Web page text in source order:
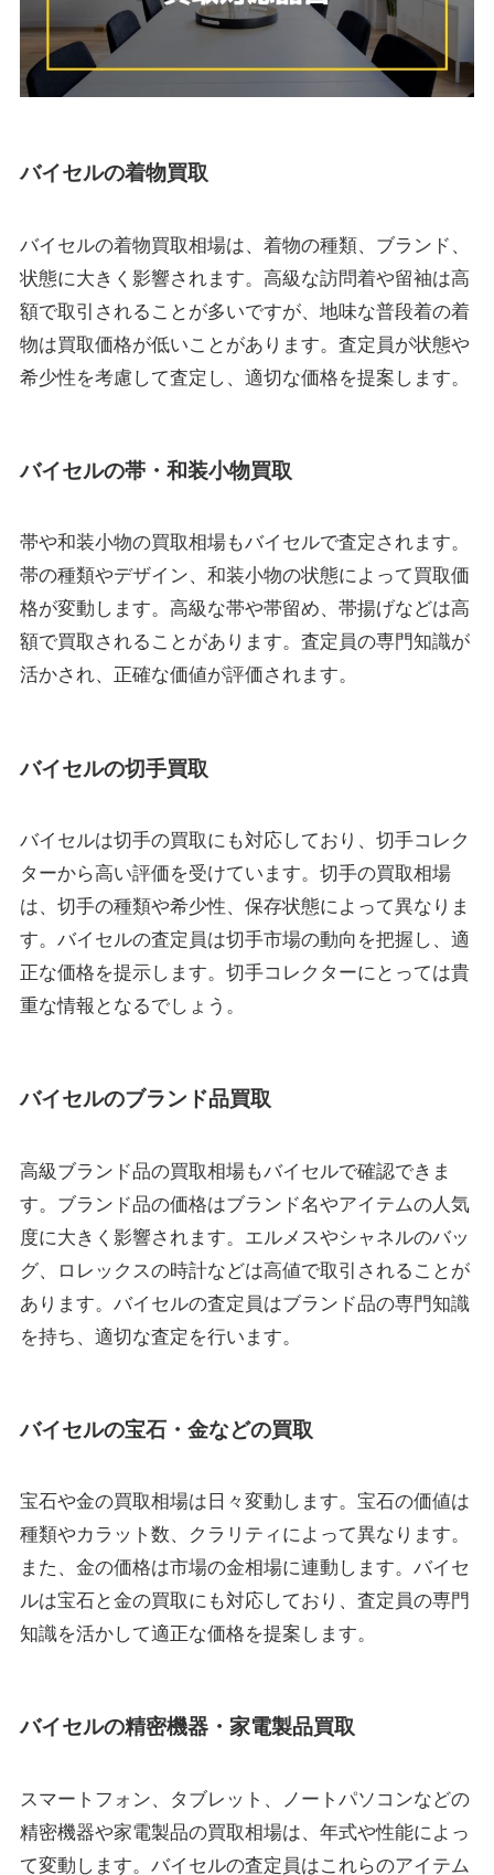
バイセルの着物買取
バイセルの着物買取相場は、着物の種類、ブランド、
状態に大きく影響されます。高級な訪問着や留袖は高
額で取引されることが多いですが、地味な普段着の着
物は買取価格が低いことがあります。査定員が状態や
希少性を考慮して査定し、適切な価格を提案します。
バイセルの帯・和装小物買取
帯や和装小物の買取相場もバイセルで査定されます。
帯の種類やデザイン、和装小物の状態によって買取価
格が変動します。高級な帯や帯留め、帯揚げなどは高
額で買取されることがあります。査定員の専門知識が
活かされ、正確な価値が評価されます。
バイセルの切手買取
バイセルは切手の買取にも対応しており、切手コレク
ターから高い評価を受けています。切手の買取相場
は、切手の種類や希少性、保存状態によって異なりま
す。バイセルの査定員は切手市場の動向を把握し、適
正な価格を提示します。切手コレクターにとっては貴
重な情報となるでしょう。
バイセルのブランド品買取
高級ブランド品の買取相場もバイセルで確認できま
す。ブランド品の価格はブランド名やアイテムの人気
度に大きく影響されます。エルメスやシャネルのバッ
グ、ロレックスの時計などは高値で取引されることが
あります。バイセルの査定員はブランド品の専門知識
を持ち、適切な査定を行います。
バイセルの宝石・金などの買取
宝石や金の買取相場は日々変動します。宝石の価値は
種類やカラット数、クラリティによって異なります。
また、金の価格は市場の金相場に連動します。バイセ
ルは宝石と金の買取にも対応しており、査定員の専門
知識を活かして適正な価格を提案します。
バイセルの精密機器・家電製品買取
スマートフォン、タブレット、ノートパソコンなどの
精密機器や家電製品の買取相場は、年式や性能によっ
て変動します。バイセルの査定員はこれらのアイテム